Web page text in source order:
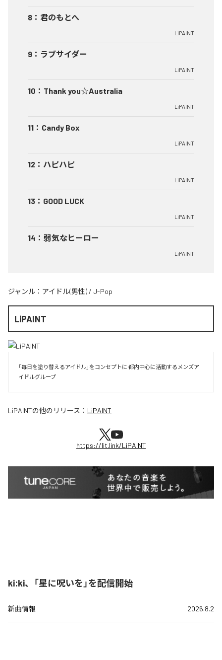
8 ： 君のもとへ
LiPAINT
9 ： ラブサイダー
LiPAINT
10 ： Thank you☆Australia
LiPAINT
11 ： Candy Box
LiPAINT
12 ： ハピハピ
LiPAINT
13 ： GOOD LUCK
LiPAINT
14 ： 弱気なヒーロー
LiPAINT
ジャンル： アイドル(男性) / J-Pop
LiPAINT
「毎日を塗り替えるアイドル」をコンセプトに 都内中心に活動するメンズア
イドルグループ
LiPAINTの他のリリース： LiPAINT
https://lit.link/LiPAINT
ki:ki、「星に呪いを」を配信開始
新曲情報 2026.8.2